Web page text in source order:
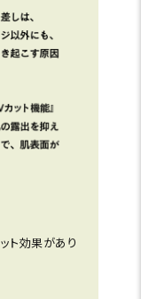
ト効果があり